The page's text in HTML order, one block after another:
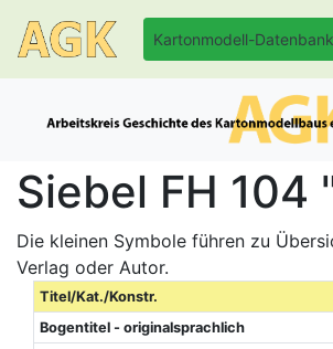
Kartonmodell-Datenbank
Siebel FH 104
Die kleinen Symbole führen zu
Verlag oder Autor.
Titel/Kat./Konstr.
Bogentitel - originalsprachlich